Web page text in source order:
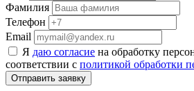
Фамилия
Телефон
Email
Я даю согласие на обработку
соответствии с политикой обработки
Отправить заявку